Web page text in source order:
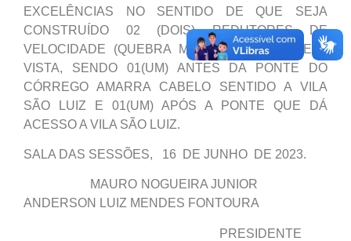
EXCELÊNCIAS NO SENTIDO DE QUE SEJA
CONSTRUÍDO 02 (DOIS) REDUTORES DE
VELOCIDADE (QUEBRA MOLAS) NA RUA BELA
VISTA, SENDO 01(UM) ANTES DA PONTE DO
CÓRREGO AMARRA CABELO SENTIDO A VILA
SÃO LUIZ E 01(UM) APÓS A PONTE QUE DÁ
ACESSO A VILA SÃO LUIZ.
SALA DAS SESSÕES, 16 DE JUNHO DE 2023.
MAURO NOGUEIRA JUNIOR
ANDERSON LUIZ MENDES FONTOURA
PRESIDENTE